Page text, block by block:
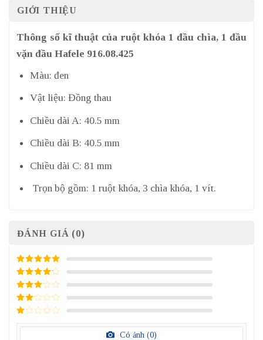
GIỚI THIỆU
Thông số kĩ thuật của ruột khóa 1 đầu chìa, 1 đầu
vặn đầu Hafele 916.08.425
Màu: đen
Vật liệu: Đồng thau
Chiều dài A: 40.5 mm
Chiều dài B: 40.5 mm
Chiều dài C: 81 mm
Trọn bộ gồm: 1 ruột khóa, 3 chìa khóa, 1 vít.
ĐÁNH GIÁ (0)
5/ 5 điểm
4/ 5
điểm
3/ 5
điểm
2/
điểm
1
Có ảnh (0)